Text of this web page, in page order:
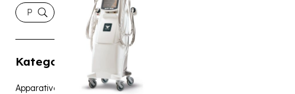
Kategorien
Apparative